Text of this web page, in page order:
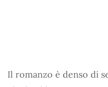
Il romanzo è denso di